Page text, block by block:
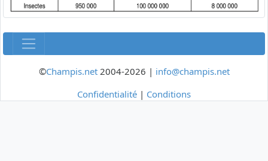
©Champis.net2004-2026 | info@champis.net
Confidentialité | Conditions